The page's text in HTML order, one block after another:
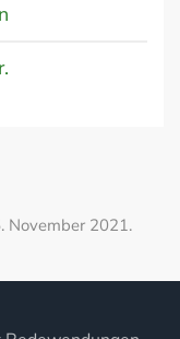
November 2021.